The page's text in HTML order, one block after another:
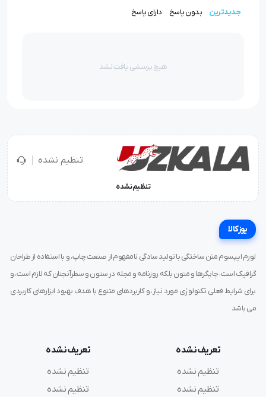
جدیدترین بدون پاسخ دارای پاسخ
هیچ پرسشی یافت نشد
تنظیم نشده
تنظیم نشده
یوزکالا
لورم ایپسوم متن ساختگی با تولید سادگی نامفهوم از صنعت چاپ، و با استفاده از طراحان
گرافیک است، چاپگرها و متون بلکه روزنامه و مجله در ستون و سطرآنچنان که لازم است، و
برای شرایط فعلی تکنولوژی مورد نیاز، و کاربردهای متنوع با هدف بهبود ابزارهای کاربردی
می باشد
تعریف نشده
تنظیم نشده
تنظیم نشده
تعریف نشده
تنظیم نشده
تنظیم نشده